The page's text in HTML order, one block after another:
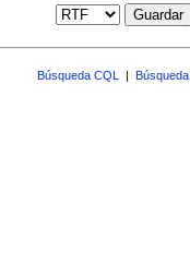
Guardar
Búsqueda CQL